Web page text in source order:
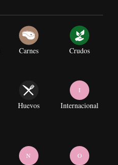
Carnes Crudos
Huevos
I
Internacional
N O